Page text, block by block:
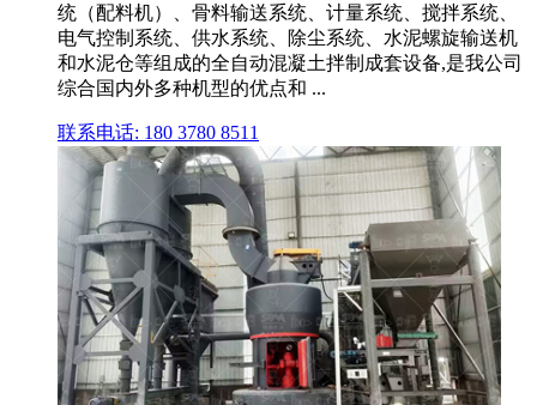
统（配料机）、骨料输送系统、计量系统、搅拌系统、
电气控制系统、供水系统、除尘系统、水泥螺旋输送机
和水泥仓等组成的全自动混凝土拌制成套设备,是我公司
综合国内外多种机型的优点和 ...
联系电话: 180 3780 8511